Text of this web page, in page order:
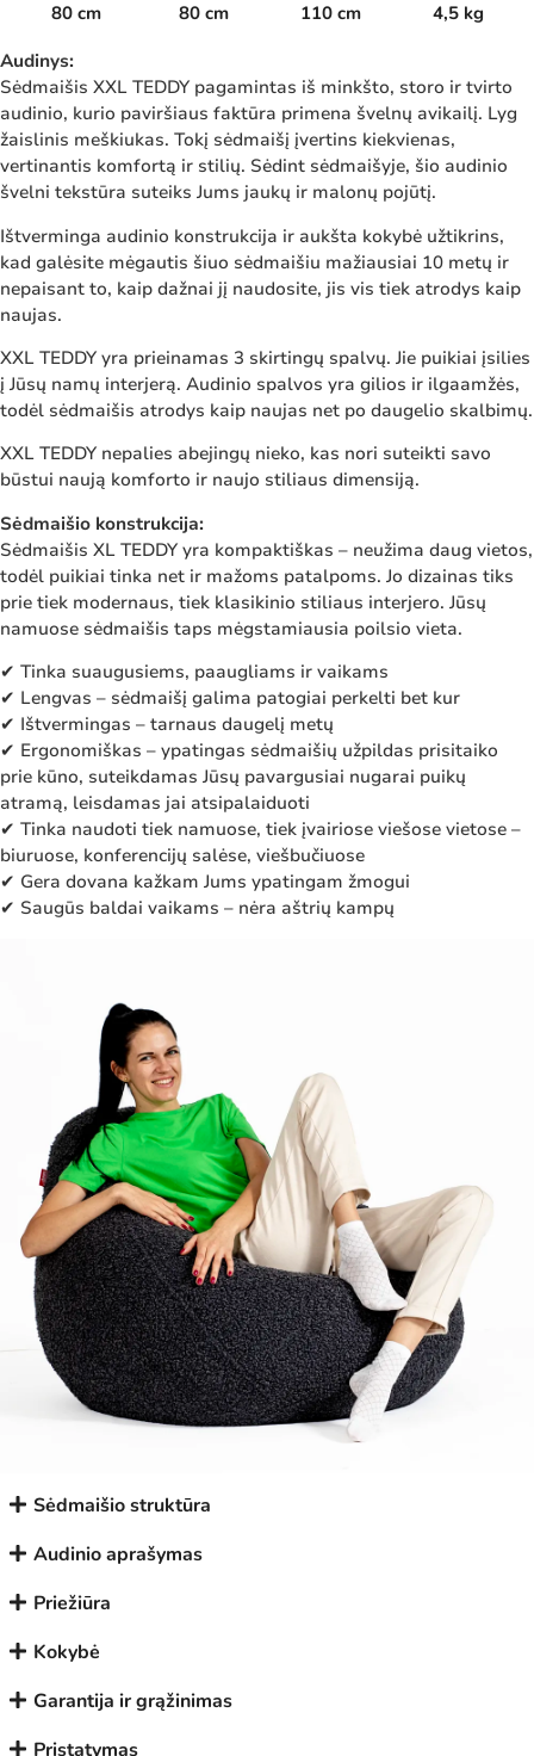
80 cm 80 cm 110 cm
4,5 kg
Audinys:
Sėdmaišis XXL TEDDY pagamintas iš minkšto, storo ir tvirto
audinio, kurio paviršiaus faktūra primena švelnų avikailį. Lyg
žaislinis meškiukas. Tokį sėdmaišį įvertins kiekvienas,
vertinantis komfortą ir stilių. Sėdint sėdmaišyje, šio audinio
švelni tekstūra suteiks Jums jaukų ir malonų pojūtį.
Ištverminga audinio konstrukcija ir aukšta kokybė užtikrins,
kad galėsite mėgautis šiuo sėdmaišiu mažiausiai 10 metų ir
nepaisant to, kaip dažnai jį naudosite, jis vis tiek atrodys kaip
naujas.
XXL TEDDY yra prieinamas 3 skirtingų spalvų. Jie puikiai įsilies
į Jūsų namų interjerą. Audinio spalvos yra gilios ir ilgaamžės,
todėl sėdmaišis atrodys kaip naujas net po daugelio skalbimų.
XXL TEDDY nepalies abejingų nieko, kas nori suteikti savo
būstui naują komforto ir naujo stiliaus dimensiją.
Sėdmaišio konstrukcija:
Sėdmaišis XL TEDDY yra kompaktiškas – neužima daug vietos,
todėl puikiai tinka net ir mažoms patalpoms. Jo dizainas tiks
prie tiek modernaus, tiek klasikinio stiliaus interjero. Jūsų
namuose sėdmaišis taps mėgstamiausia poilsio vieta.
✔ Tinka suaugusiems, paaugliams ir vaikams
✔ Lengvas – sėdmaišį galima patogiai perkelti bet kur
✔ Ištvermingas – tarnaus daugelį metų
✔ Ergonomiškas – ypatingas sėdmaišių užpildas prisitaiko
prie kūno, suteikdamas Jūsų pavargusiai nugarai puikų
atramą, leisdamas jai atsipalaiduoti
✔ Tinka naudoti tiek namuose, tiek įvairiose viešose vietose –
biuruose, konferencijų salėse, viešbučiuose
✔ Gera dovana kažkam Jums ypatingam žmogui
✔ Saugūs baldai vaikams – nėra aštrių kampų
Sėdmaišio struktūra
Audinio aprašymas
Priežiūra
Kokybė
Garantija ir grąžinimas
Pristatymas